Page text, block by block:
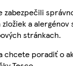
zabezpečili
a
stránkach.
chcete poradiť o